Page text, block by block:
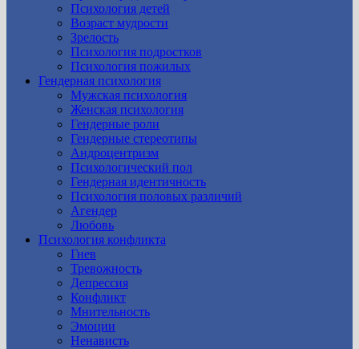
Психология детей
Возраст мудрости
Зрелость
Психология подростков
Психология пожилых
Гендерная психология
Мужская психология
Женская психология
Гендерные роли
Гендерные стереотипы
Андроцентризм
Психологический пол
Гендерная идентичность
Психология половых различий
Агендер
Любовь
Психология конфликта
Гнев
Тревожность
Депрессия
Конфликт
Мнительность
Эмоции
Ненависть